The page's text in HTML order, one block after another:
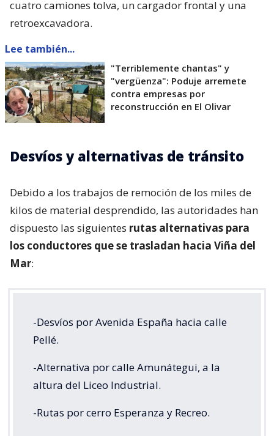
cuatro camiones tolva, un cargador frontal y una
retroexcavadora.
Lee también...
"Terriblemente chantas" y
"vergüenza": Poduje arremete
contra empresas por
reconstrucción en El Olivar
Desvíos y alternativas de tránsito
Debido a los trabajos de remoción de los miles de
kilos de material desprendido, las autoridades han
dispuesto las siguientes rutas alternativas para
los conductores que se trasladan hacia Viña del
Mar:
-Desvíos por Avenida España hacia calle
Pellé.
-Alternativa por calle Amunátegui, a la
altura del Liceo Industrial.
-Rutas por cerro Esperanza y Recreo.